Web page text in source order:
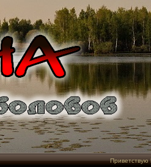
Приветствую